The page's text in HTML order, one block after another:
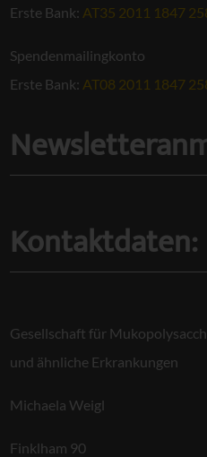
Erste Bank: AT35 2011 1847
Spendenmailingkonto
Erste Bank: AT08 2011 1847
Kontaktdaten:
Gesellschaft für
und ähnliche Erkrankungen
Michaela Weigl
Finklham 90